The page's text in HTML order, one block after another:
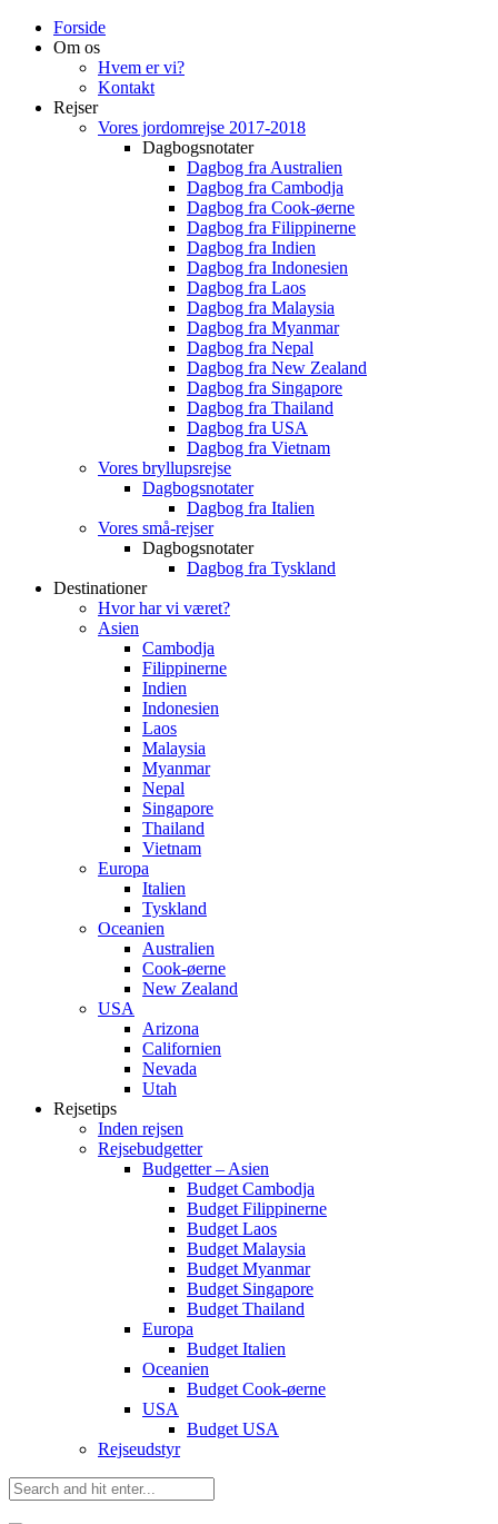
Forside
Om os
Hvem er vi?
Kontakt
Rejser
Vores jordomrejse 2017-2018
Dagbogsnotater
Dagbog fra Australien
Dagbog fra Cambodja
Dagbog fra Cook-øerne
Dagbog fra Filippinerne
Dagbog fra Indien
Dagbog fra Indonesien
Dagbog fra Laos
Dagbog fra Malaysia
Dagbog fra Myanmar
Dagbog fra Nepal
Dagbog fra New Zealand
Dagbog fra Singapore
Dagbog fra Thailand
Dagbog fra USA
Dagbog fra Vietnam
Vores bryllupsrejse
Dagbogsnotater
Dagbog fra Italien
Vores små-rejser
Dagbogsnotater
Dagbog fra Tyskland
Destinationer
Hvor har vi været?
Asien
Cambodja
Filippinerne
Indien
Indonesien
Laos
Malaysia
Myanmar
Nepal
Singapore
Thailand
Vietnam
Europa
Italien
Tyskland
Oceanien
Australien
Cook-øerne
New Zealand
USA
Arizona
Californien
Nevada
Utah
Rejsetips
Inden rejsen
Rejsebudgetter
Budgetter – Asien
Budget Cambodja
Budget Filippinerne
Budget Laos
Budget Malaysia
Budget Myanmar
Budget Singapore
Budget Thailand
Europa
Budget Italien
Oceanien
Budget Cook-øerne
USA
Budget USA
Rejseudstyr